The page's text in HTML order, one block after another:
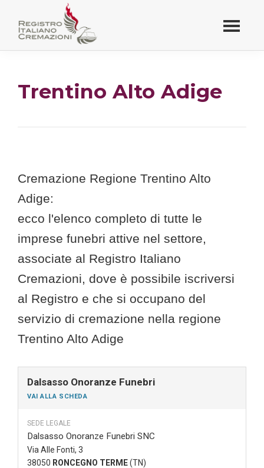
contenuto
principaleRegistro Italiano
Trentino Alto Adige
Cremazione Regione Trentino Alto
Adige:
ecco l'elenco completo di tutte le
imprese funebri attive nel settore,
associate al Registro Italiano
Cremazioni, dove è possibile iscriversi
al Registro e che si occupano del
servizio di cremazione nella regione
Trentino Alto Adige
Dalsasso Onoranze Funebri
VAI ALLA SCHEDA
SEDE LEGALE
Dalsasso Onoranze Funebri SNC
Via Alle Fonti, 3
38050 RONCEGNO TERME(TN)